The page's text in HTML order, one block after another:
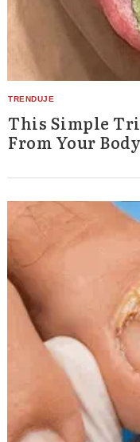
This Simple
From Your